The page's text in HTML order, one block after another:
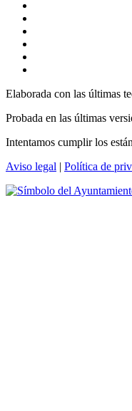
Elaborada con las últimas
Probada en las últimas
Intentamos cumplir los
Aviso legal | Política de